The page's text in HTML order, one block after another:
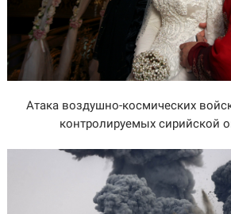
Атака воздушно-космических
контролируемых сирийской